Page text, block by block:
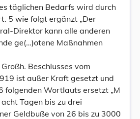
täglichen Bedarfs wird durch
5 wie folgt ergänzt „Der
Direktor kann alle anderen
ge(…)otene Maßnahmen
Beschlusses vom
ist außer Kraft gesetzt und
folgenden Wortlauts ersetzt „M
Tagen bis zu drei
Geldbuße von 26 bis zu 3000